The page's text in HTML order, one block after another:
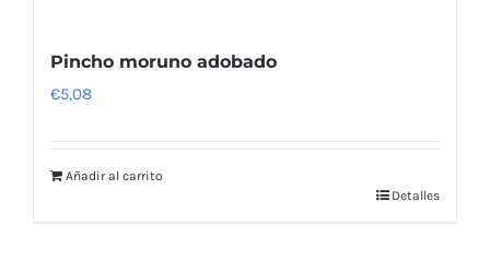
Pincho moruno adobado
€5,08
Añadir al carrito
Detalles